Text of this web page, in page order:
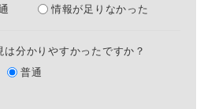
情報が足りなかった
分かりやすかったですか？
普通